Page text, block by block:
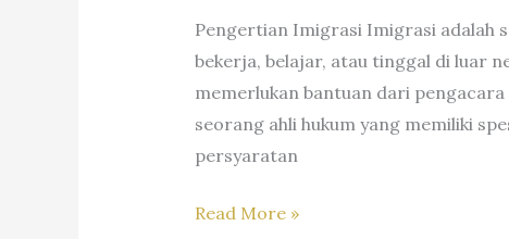
Marpaung
SH
MH
–
Dr.
Lion
Pengertian Imigrasi Imigrasi adalah
bekerja, belajar, atau tinggal di luar
memerlukan bantuan dari
seorang ahli hukum yang memiliki
persyaratan
Pengacara
Read More »